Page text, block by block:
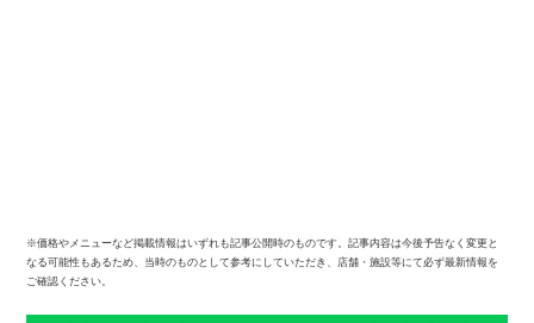
※価格やメニューなど掲載情報はいずれも記事公開時のものです。記事内容は今後予告なく変更と
なる可能性もあるため、当時のものとして参考にしていただき、店舗・施設等にて必ず最新情報を
ご確認ください。